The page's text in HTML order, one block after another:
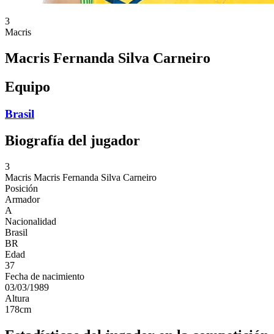
3
Macris
Macris Fernanda Silva Carneiro
Equipo
Brasil
Biografía del jugador
3
Macris Macris Fernanda Silva Carneiro
Posición
Armador
A
Nacionalidad
Brasil
BR
Edad
37
Fecha de nacimiento
03/03/1989
Altura
178cm